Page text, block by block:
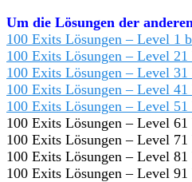
Um die Lösungen der
100 Exits Lösungen – Level 1
100 Exits Lösungen – Level 21
100 Exits Lösungen – Level 31
100 Exits Lösungen – Level 41
100 Exits Lösungen – Level 51
100 Exits Lösungen – Level 61
100 Exits Lösungen – Level 71
100 Exits Lösungen – Level 81
100 Exits Lösungen – Level